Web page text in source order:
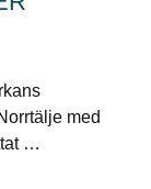
med
…